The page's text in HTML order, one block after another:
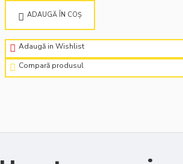
ADAUGĂ ÎN COŞ
Adaugă in Wishlist
Compară produsul